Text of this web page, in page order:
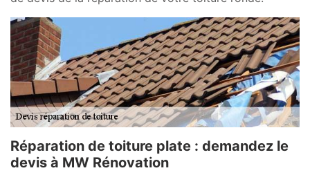
Réparation de toiture plate : demandez le
devis à MW Rénovation